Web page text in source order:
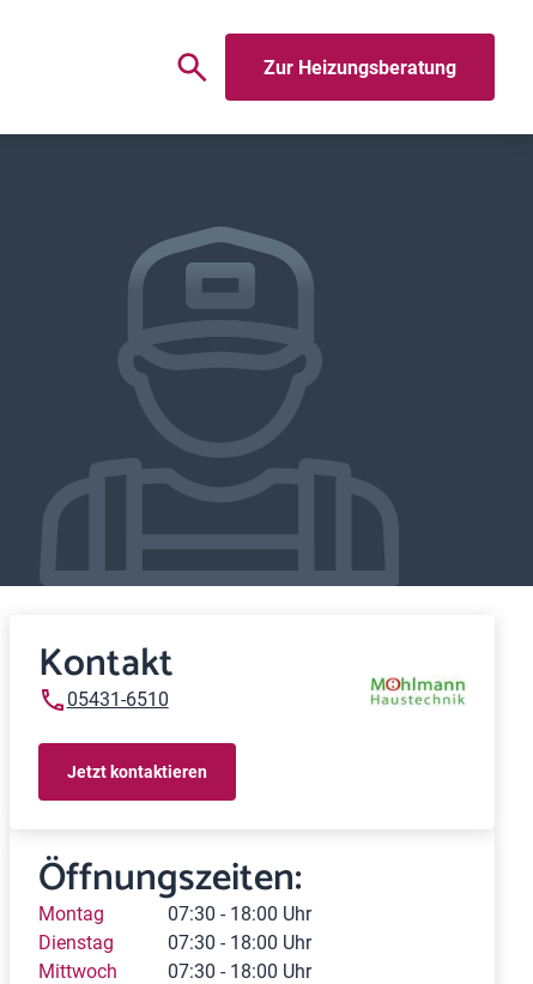
Zur Heizungsberatung
Kontakt
05431-6510
Jetzt kontaktieren
Öffnungszeiten:
Montag
07:30 - 18:00 Uhr
Dienstag
07:30 - 18:00 Uhr
Mittwoch
07:30 - 18:00 Uhr